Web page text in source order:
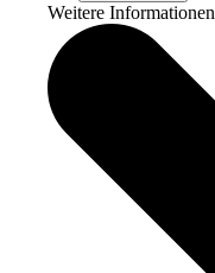
Weitere Informationen